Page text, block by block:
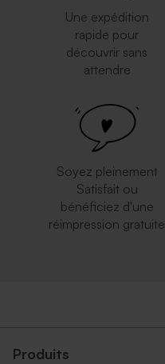
Une expédition
rapide pour
découvrir sans
attendre
Soyez pleinement
Satisfait ou
bénéficiez d'une
réimpression gratuite
Produits